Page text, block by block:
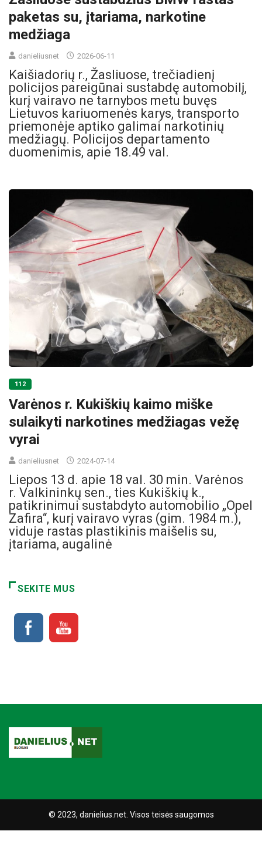
paketas su, įtariama, narkotine
medžiaga
danieliusnet 2026-06-11
Kaišiadorių r., Žasliuose, trečiadienį
policijos pareigūnai sustabdę automobilį,
kurį vairavo ne tarnybos metu buvęs
Lietuvos kariuomenės karys, transporto
priemonėje aptiko galimai narkotinių
medžiagų. Policijos departamento
duomenimis, apie 18.49 val.
112
Varėnos r. Kukiškių kaimo miške
sulaikyti narkotines medžiagas vežę
vyrai
danieliusnet 2024-07-14
Liepos 13 d. apie 18 val. 30 min. Varėnos
r. Valkininkų sen., ties Kukiškių k.,
patikrinimui sustabdyto automobilio „Opel
Zafira“, kurį vairavo vyras (gim. 1984 m.),
viduje rastas plastikinis maišelis su,
įtariama, augalinė
SEKITE MUS
© 2023, danielius.net. Visos teisės saugomos